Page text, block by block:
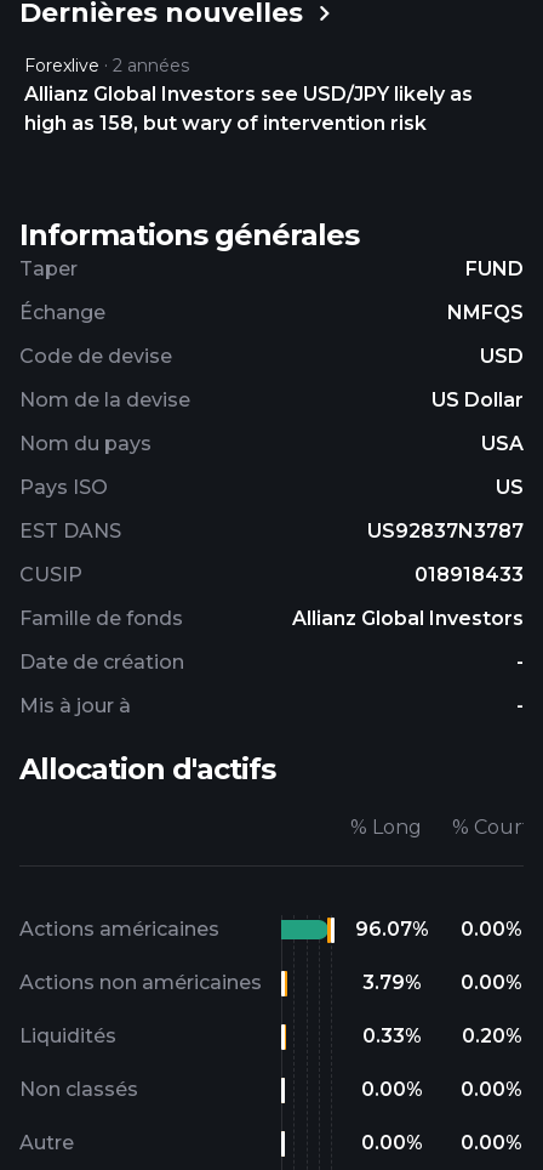
Dernières nouvelles
Forexlive 2 années
Allianz Global Investors see USD/JPY likely as
high as 158, but wary of intervention risk
capitalizations. It normally invests significantly in
generate income (for example, by paying
dividends). In addition to common stocks and
other equity securities, the fund may invest up to
Informations générales
Taper
FUND
Échange
NMFQS
Code de devise
USD
Nom de la devise
US Dollar
Nom du pays
USA
Pays ISO
US
EST DANS
US92837N3787
CUSIP
018918433
Famille de fonds
Allianz Global Investors
Date de création
-
Mis à jour à
-
Allocation d'actifs
% Long % Court
Actions américaines 96.07% 0.00%
Actions non américaines 3.79% 0.00%
Liquidités 0.33% 0.20%
Non classés 0.00% 0.00%
Autre 0.00% 0.00%